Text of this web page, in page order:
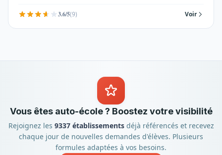
3.6/5(9) Voir
Vous êtes auto-école ? Boostez votre visibilité
Rejoignez les 9337 établissementsdéjà référencés et recevez
chaque jour de nouvelles demandes d'élèves. Plusieurs
formules adaptées à vos besoins.